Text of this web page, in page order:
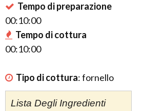
Tempo di preparazione
00:10:00
Tempo di cottura
00:10:00
Tipo di cottura:fornello
Lista Degli Ingredienti